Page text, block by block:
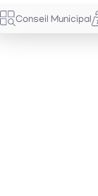
Conseil Municipal